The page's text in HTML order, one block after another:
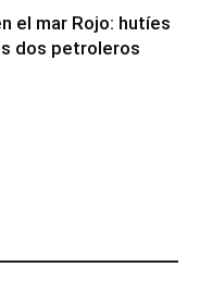
el mar Rojo: hutíes
dos petroleros